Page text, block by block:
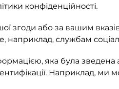
конфіденційності.
згоди або за вашим
службам
яка була зведена
Наприклад, ми